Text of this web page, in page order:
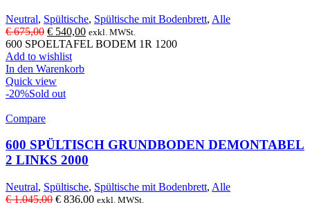
Neutral, Spültische, Spültische mit Bodenbrett, Alle
€675,00 Ursprünglicher
Preis
war:
€ 675,00
€ 540,00Aktueller
Preis
exkl. MWSt.
600 SPOELTAFEL BODEM 1R 1200
Add to wishlist
In den Warenkorb
Quick view
-20%Sold out
Compare
600 SPÜLTISCH GRUNDBODEN DEMONTABEL
2 LINKS 2000
Neutral, Spültische, Spültische mit Bodenbrett, Alle
€1.045,00 Ursprünglicher
€ 836,00Aktueller
exkl. MWSt.